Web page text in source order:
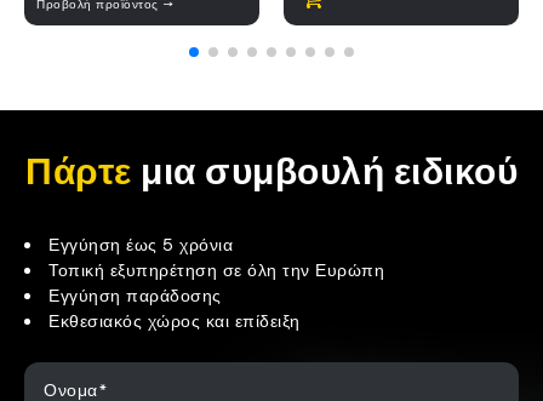
Προβολή προϊόντος →
Πάρτε μια συμβουλή ειδικού
Εγγύηση έως 5 χρόνια
Τοπική εξυπηρέτηση σε όλη την Ευρώπη
Εγγύηση παράδοσης
Εκθεσιακός χώρος και επίδειξη
Ονομα*